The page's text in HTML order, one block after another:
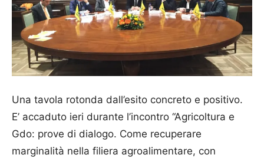
Una tavola rotonda dall’esito concreto e positivo.
E’ accaduto ieri durante l’incontro “Agricoltura e
Gdo: prove di dialogo. Come recuperare
marginalità nella filiera agroalimentare, con